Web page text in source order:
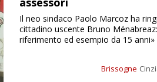
Brissogne
Il neo sindaco Paolo Marcoz ha
cittadino uscente Bruno
riferimento ed esempio da 15 anni»